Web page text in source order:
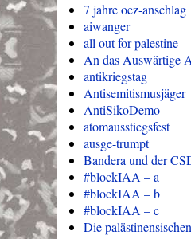
7 jahre oez-anschlag
aiwanger
all out for palestine
An das Auswärtige
antikriegstag
Antisemitismusjäger
AntiSikoDemo
atomausstiegsfest
ausge-trumpt
Bandera und der
#blockIAA – a
#blockIAA – b
#blockIAA – c
Die